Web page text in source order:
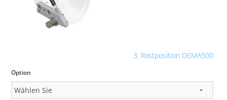
3. Rastposition DEMA500
Option